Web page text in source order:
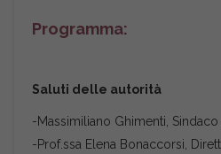
Programma:
Saluti delle autorità
-Massimiliano Ghimenti, Sindaco
-Prof.ssa Elena Bonaccorsi,